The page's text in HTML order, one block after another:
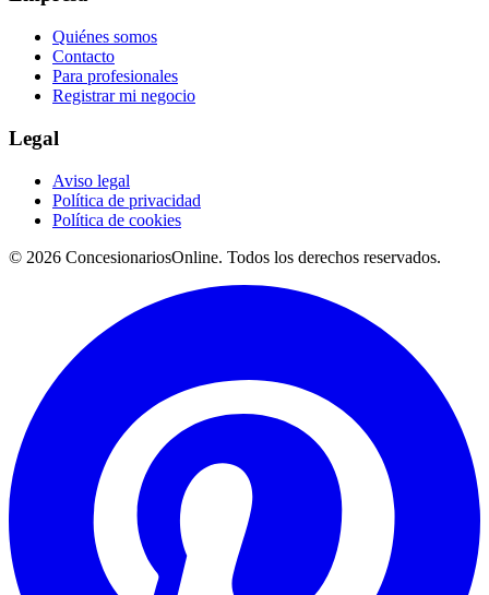
Quiénes somos
Contacto
Para profesionales
Registrar mi negocio
Legal
Aviso legal
Política de privacidad
Política de cookies
© 2026 ConcesionariosOnline. Todos los derechos reservados.